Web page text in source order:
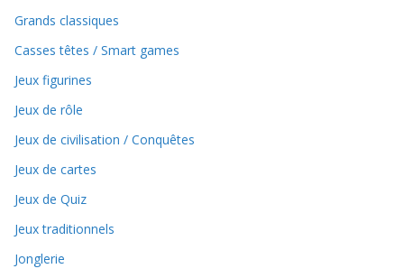
Grands classiques
Casses têtes / Smart games
Jeux figurines
Jeux de rôle
Jeux de civilisation / Conquêtes
Jeux de cartes
Jeux de Quiz
Jeux traditionnels
Jonglerie